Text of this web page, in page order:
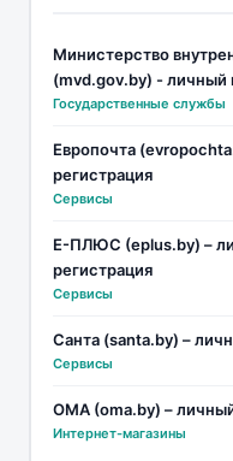
Министерство
(mvd.gov.by) - личный
Государственные службы
Европочта
регистрация
Сервисы
Е-ПЛЮС (eplus.by) –
регистрация
Сервисы
Санта (santa.by) –
Сервисы
ОМА (oma.by) –
Интернет-магазины